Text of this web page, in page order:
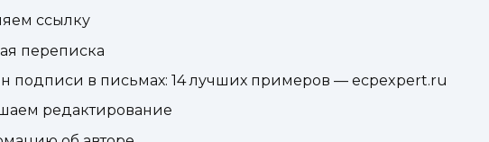
ссылку
переписка
подписи в письмах: 14 лучших примеров — ecpexpert.ru
редактирование